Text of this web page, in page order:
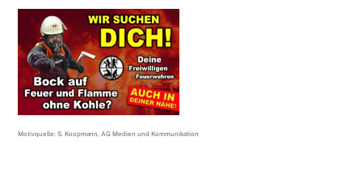
Motivquelle: S. Koopmann, AG Medien und Kommunikation